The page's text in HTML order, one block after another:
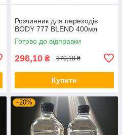
Розчинник для переходів
BODY 777 BLEND 400мл
Готово до відправки
296,10 ₴ 370,10 ₴
Купити
–20%